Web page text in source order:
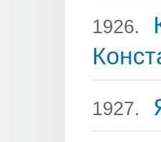
1926.
1927.